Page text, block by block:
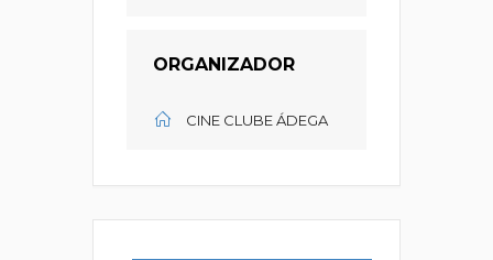
ORGANIZADOR
CINE CLUBE ÁDEGA